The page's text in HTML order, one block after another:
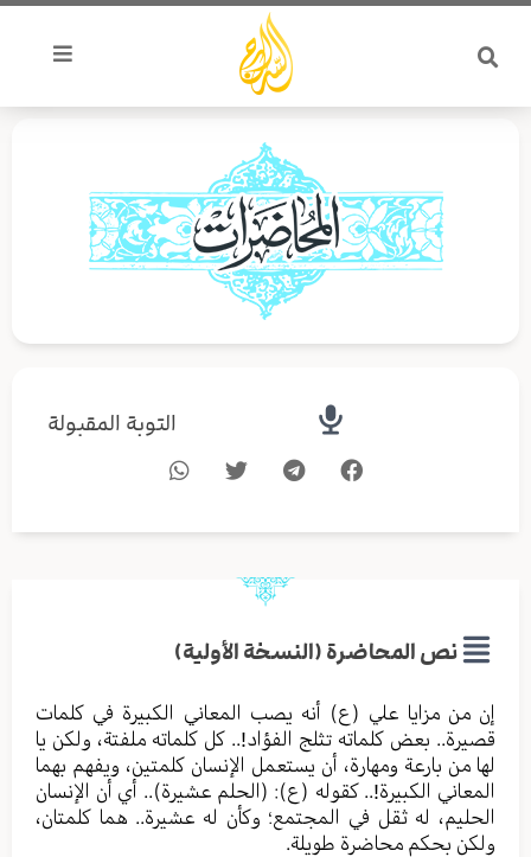
تخطي
المحتوى
التوبة المقبولة
نص المحاضرة (النسخة الأولية)
إن من مزايا علي (ع) أنه يصب المعاني الكبيرة في كلمات
قصيرة.. بعض كلماته تثلج الفؤاد!.. كل كلماته ملفتة، ولكن يا
لها من بارعة ومهارة، أن يستعمل الإنسان كلمتين، ويفهم بهما
المعاني الكبيرة!.. كقوله (ع): (الحلم عشيرة).. أي أن الإنسان
الحليم، له ثقل في المجتمع؛ وكأن له عشيرة.. هما كلمتان،
ولكن بحكم محاضرة طويلة.